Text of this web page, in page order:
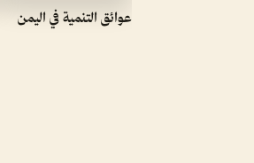
عوائق التنمية في اليمن